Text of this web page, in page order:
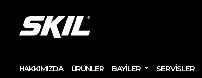
HAKKIMIZDA ÜRÜNLER BAYILER SERVISLER